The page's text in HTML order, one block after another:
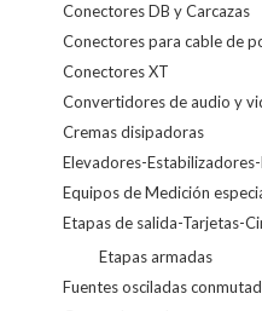
Conectores DB y Carcazas
Conectores para cable de
Conectores XT
Convertidores de audio y
Cremas disipadoras
Elevadores-
Equipos de Medición
Etapas de salida-Tarjetas-
Etapas armadas
Fuentes osciladas